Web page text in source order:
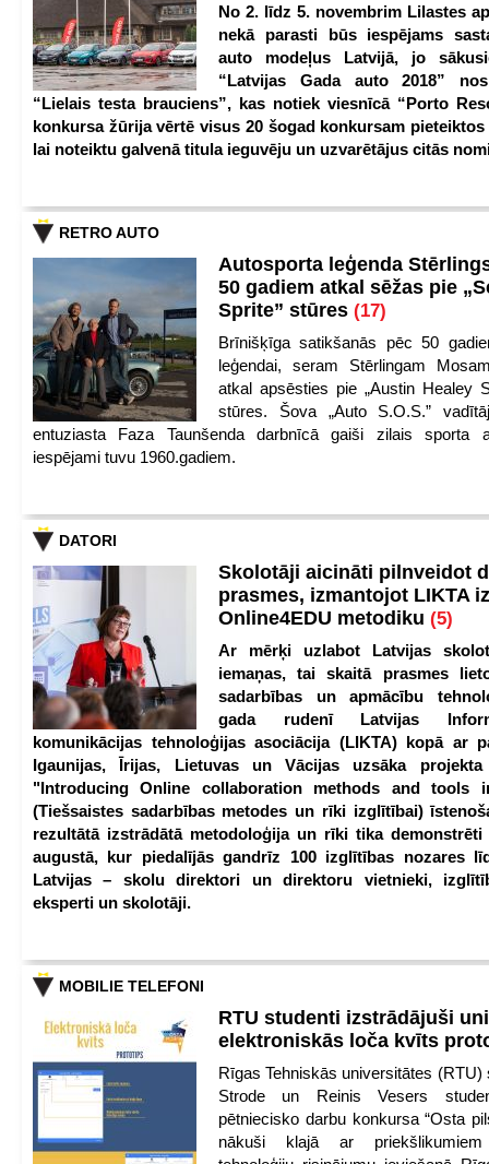
No 2. līdz 5. novembrim Lilastes
nekā parasti būs iespējams
auto modeļus Latvijā, jo
“Latvijas Gada auto 2018”
“Lielais testa brauciens”, kas notiek viesnīcā “Porto
konkursa žūrija vērtē visus 20 šogad konkursam
lai noteiktu galvenā titula ieguvēju un uzvarētājus citās
RETRO AUTO
Autosporta leģenda
50 gadiem atkal sēžas pie
Sprite” stūres (17)
Brīnišķīga satikšanās pēc 50
leģendai, seram Stērlingam
atkal apsēsties pie „Austin Healey
stūres. Šova „Auto S.O.S.”
entuziasta Faza Taunšenda darbnīcā gaiši zilais sporta
iespējami tuvu 1960.gadiem.
DATORI
Skolotāji aicināti pilnveidot
prasmes, izmantojot LIKTA
Online4EDU metodiku (5)
Ar mērķi uzlabot Latvijas
iemaņas, tai skaitā prasmes
sadarbības un apmācību
gada rudenī Latvijas
komunikācijas tehnoloģijas asociācija (LIKTA) kopā ar
Igaunijas, Īrijas, Lietuvas un Vācijas uzsāka projekta
"Introducing Online collaboration methods and tools
(Tiešsaistes sadarbības metodes un rīki izglītībai)
rezultātā izstrādātā metodoloģija un rīki tika demonstrēti
augustā, kur piedalījās gandrīz 100 izglītības nozares
Latvijas – skolu direktori un direktoru vietnieki,
eksperti un skolotāji.
MOBILIE TELEFONI
RTU studenti izstrādājuši
elektroniskās loča kvīts
Rīgas Tehniskās universitātes (RTU)
Strode un Reinis Vesers
pētniecisko darbu konkursa “Osta
nākuši klajā ar priekšlikumiem